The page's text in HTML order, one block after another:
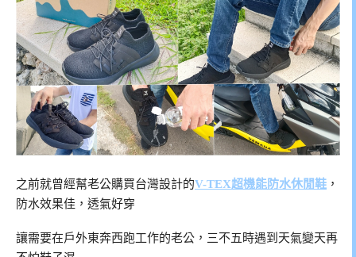
之前就曾經幫老公購買台灣設計的V-TEX超機能防水休閒鞋 ，
防水效果佳，透氣好穿
讓需要在戶外東奔西跑工作的老公，三不五時遇到天氣變天再